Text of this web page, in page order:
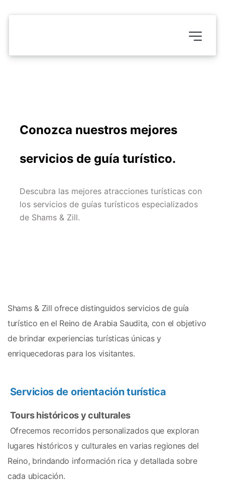
Conozca nuestros mejores
servicios de guía turístico.
Descubra las mejores atracciones turísticas con
los servicios de guías turísticos especializados
de Shams & Zill.
Shams & Zill ofrece distinguidos servicios de guía
turístico en el Reino de Arabia Saudita, con el objetivo
de brindar experiencias turísticas únicas y
enriquecedoras para los visitantes.
Servicios de orientación turística
Tours históricos y culturales
lugares históricos y culturales en varias regiones del
Reino, brindando información rica y detallada sobre
cada ubicación.